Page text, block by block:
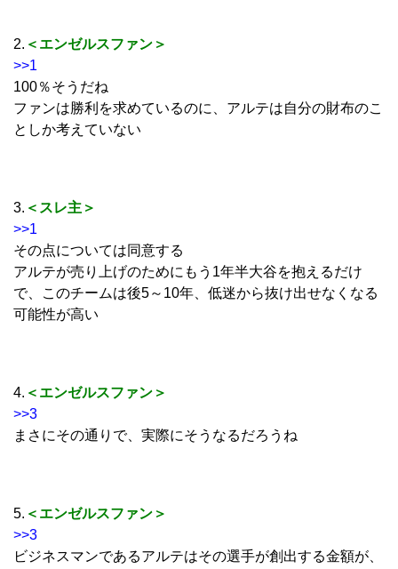
2. ＜エンゼルスファン＞
>>1
100％そうだね
ファンは勝利を求めているのに、アルテは自分の財布のこ
としか考えていない
3. ＜スレ主＞
>>1
その点については同意する
アルテが売り上げのためにもう1年半大谷を抱えるだけ
で、このチームは後5～10年、低迷から抜け出せなくなる
可能性が高い
4. ＜エンゼルスファン＞
>>3
まさにその通りで、実際にそうなるだろうね
5. ＜エンゼルスファン＞
>>3
ビジネスマンであるアルテはその選手が創出する金額が、